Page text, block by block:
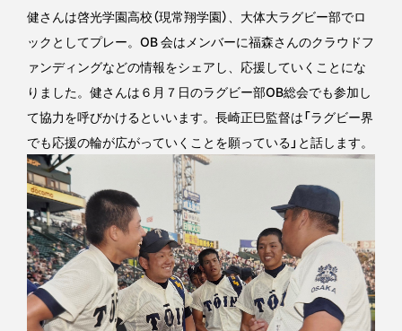
健さんは啓光学園高校（現常翔学園）、大体大ラグビー部でロ
ックとしてプレー。OB 会はメンバーに福森さんのクラウドフ
ァンディングなどの情報をシェアし、応援していくことにな
りました。健さんは６月７日のラグビー部OB総会でも参加し
て協力を呼びかけるといいます。長崎正巳監督は「ラグビー界
でも応援の輪が広がっていくことを願っている」と話します。